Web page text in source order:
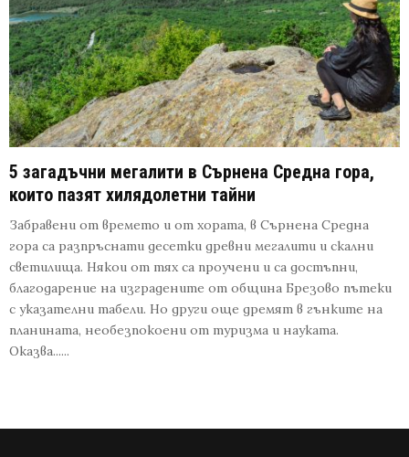
5 загадъчни мегалити в Сърнена Средна гора,
които пазят хилядолетни тайни
Забравени от времето и от хората, в Сърнена Средна
гора са разпръснати десетки древни мегалити и скални
светилища. Някои от тях са проучени и са достъпни,
благодарение на изградените от община Брезово пътеки
с указателни табели. Но други още дремят в гънките на
планината, необезпокоени от туризма и науката.
Оказва......